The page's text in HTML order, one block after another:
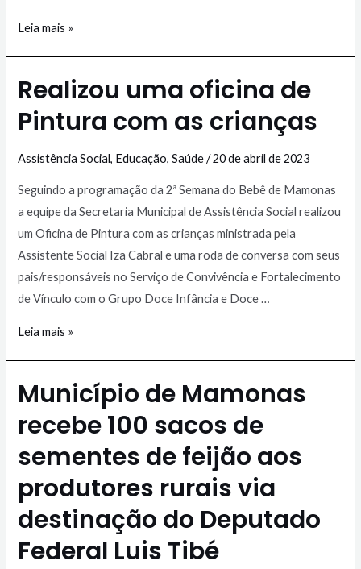
Leia mais »
Realizou uma oficina de
Pintura com as crianças
Assistência Social, Educação,Saúde/20 de abril de 2023
Seguindo a programação da 2ª Semana do Bebê de Mamonas
a equipe da Secretaria Municipal de Assistência Social realizou
um Oficina de Pintura com as crianças ministrada pela
Assistente Social Iza Cabral e uma roda de conversa com seus
pais/responsáveis no Serviço de Convivência e Fortalecimento
de Vínculo com o Grupo Doce Infância e Doce …
Leia mais »
Município de Mamonas
recebe 100 sacos de
sementes de feijão aos
produtores rurais via
destinação do Deputado
Federal Luis Tibé